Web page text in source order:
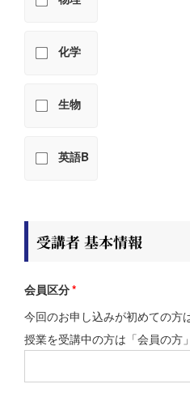
化学
生物
英語B
受講者 基本情報
会員区分*
今回のお申し込みが初めての方
授業を受講中の方は「会員の方